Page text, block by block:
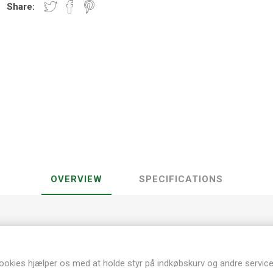
Share:
OVERVIEW SPECIFICATIONS
Acid og Lignin free
hjælper os med at holde styr på indkøbskurv og andre